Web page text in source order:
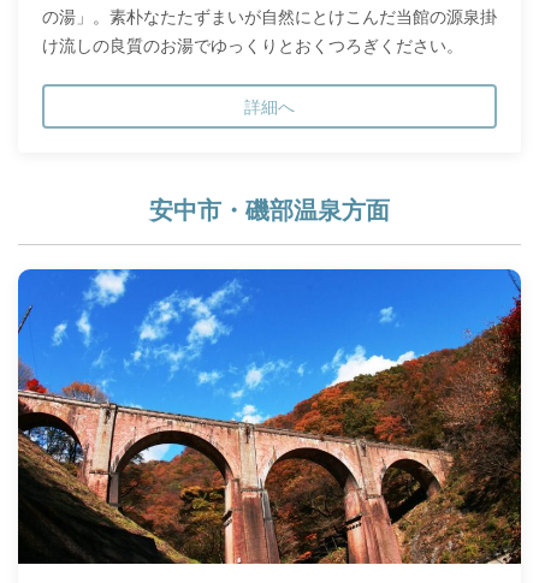
の湯」。素朴なたたずまいが自然にとけこんだ当館の源泉掛
け流しの良質のお湯でゆっくりとおくつろぎください。
詳細へ
安中市・磯部温泉方面